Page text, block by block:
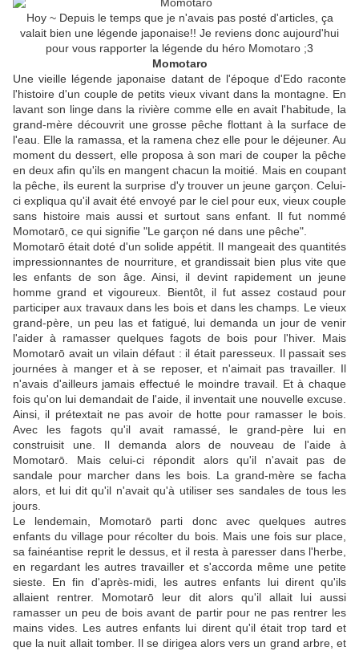
Hoy ~ Depuis le temps que je n'avais pas posté d'articles, ça
valait bien une légende japonaise!! Je reviens donc aujourd'hui
pour vous rapporter la légende du héro Momotaro ;3
Momotaro
Une vieille légende japonaise datant de l'époque d'Edo raconte
l'histoire d'un couple de petits vieux vivant dans la montagne. En
lavant son linge dans la rivière comme elle en avait l'habitude, la
grand-mère découvrit une grosse pêche flottant à la surface de
l'eau. Elle la ramassa, et la ramena chez elle pour le déjeuner. Au
moment du dessert, elle proposa à son mari de couper la pêche
en deux afin qu'ils en mangent chacun la moitié. Mais en coupant
la pêche, ils eurent la surprise d'y trouver un jeune garçon. Celui-
ci expliqua qu'il avait été envoyé par le ciel pour eux, vieux couple
sans histoire mais aussi et surtout sans enfant. Il fut nommé
Momotarō, ce qui signifie "Le garçon né dans une pêche".
Momotarō était doté d'un solide appétit. Il mangeait des quantités
impressionnantes de nourriture, et grandissait bien plus vite que
les enfants de son âge. Ainsi, il devint rapidement un jeune
homme grand et vigoureux. Bientôt, il fut assez costaud pour
participer aux travaux dans les bois et dans les champs. Le vieux
grand-père, un peu las et fatigué, lui demanda un jour de venir
l'aider à ramasser quelques fagots de bois pour l'hiver. Mais
Momotarō avait un vilain défaut : il était paresseux. Il passait ses
journées à manger et à se reposer, et n'aimait pas travailler. Il
n'avais d'ailleurs jamais effectué le moindre travail. Et à chaque
fois qu'on lui demandait de l'aide, il inventait une nouvelle excuse.
Ainsi, il prétextait ne pas avoir de hotte pour ramasser le bois.
Avec les fagots qu'il avait ramassé, le grand-père lui en
construisit une. Il demanda alors de nouveau de l'aide à
Momotarō. Mais celui-ci répondit alors qu'il n'avait pas de
sandale pour marcher dans les bois. La grand-mère se facha
alors, et lui dit qu'il n'avait qu'à utiliser ses sandales de tous les
jours.
Le lendemain, Momotarō parti donc avec quelques autres
enfants du village pour récolter du bois. Mais une fois sur place,
sa fainéantise reprit le dessus, et il resta à paresser dans l'herbe,
en regardant les autres travailler et s'accorda même une petite
sieste. En fin d'après-midi, les autres enfants lui dirent qu'ils
allaient rentrer. Momotarō leur dit alors qu'il allait lui aussi
ramasser un peu de bois avant de partir pour ne pas rentrer les
mains vides. Les autres enfants lui dirent qu'il était trop tard et
que la nuit allait tomber. Il se dirigea alors vers un grand arbre, et